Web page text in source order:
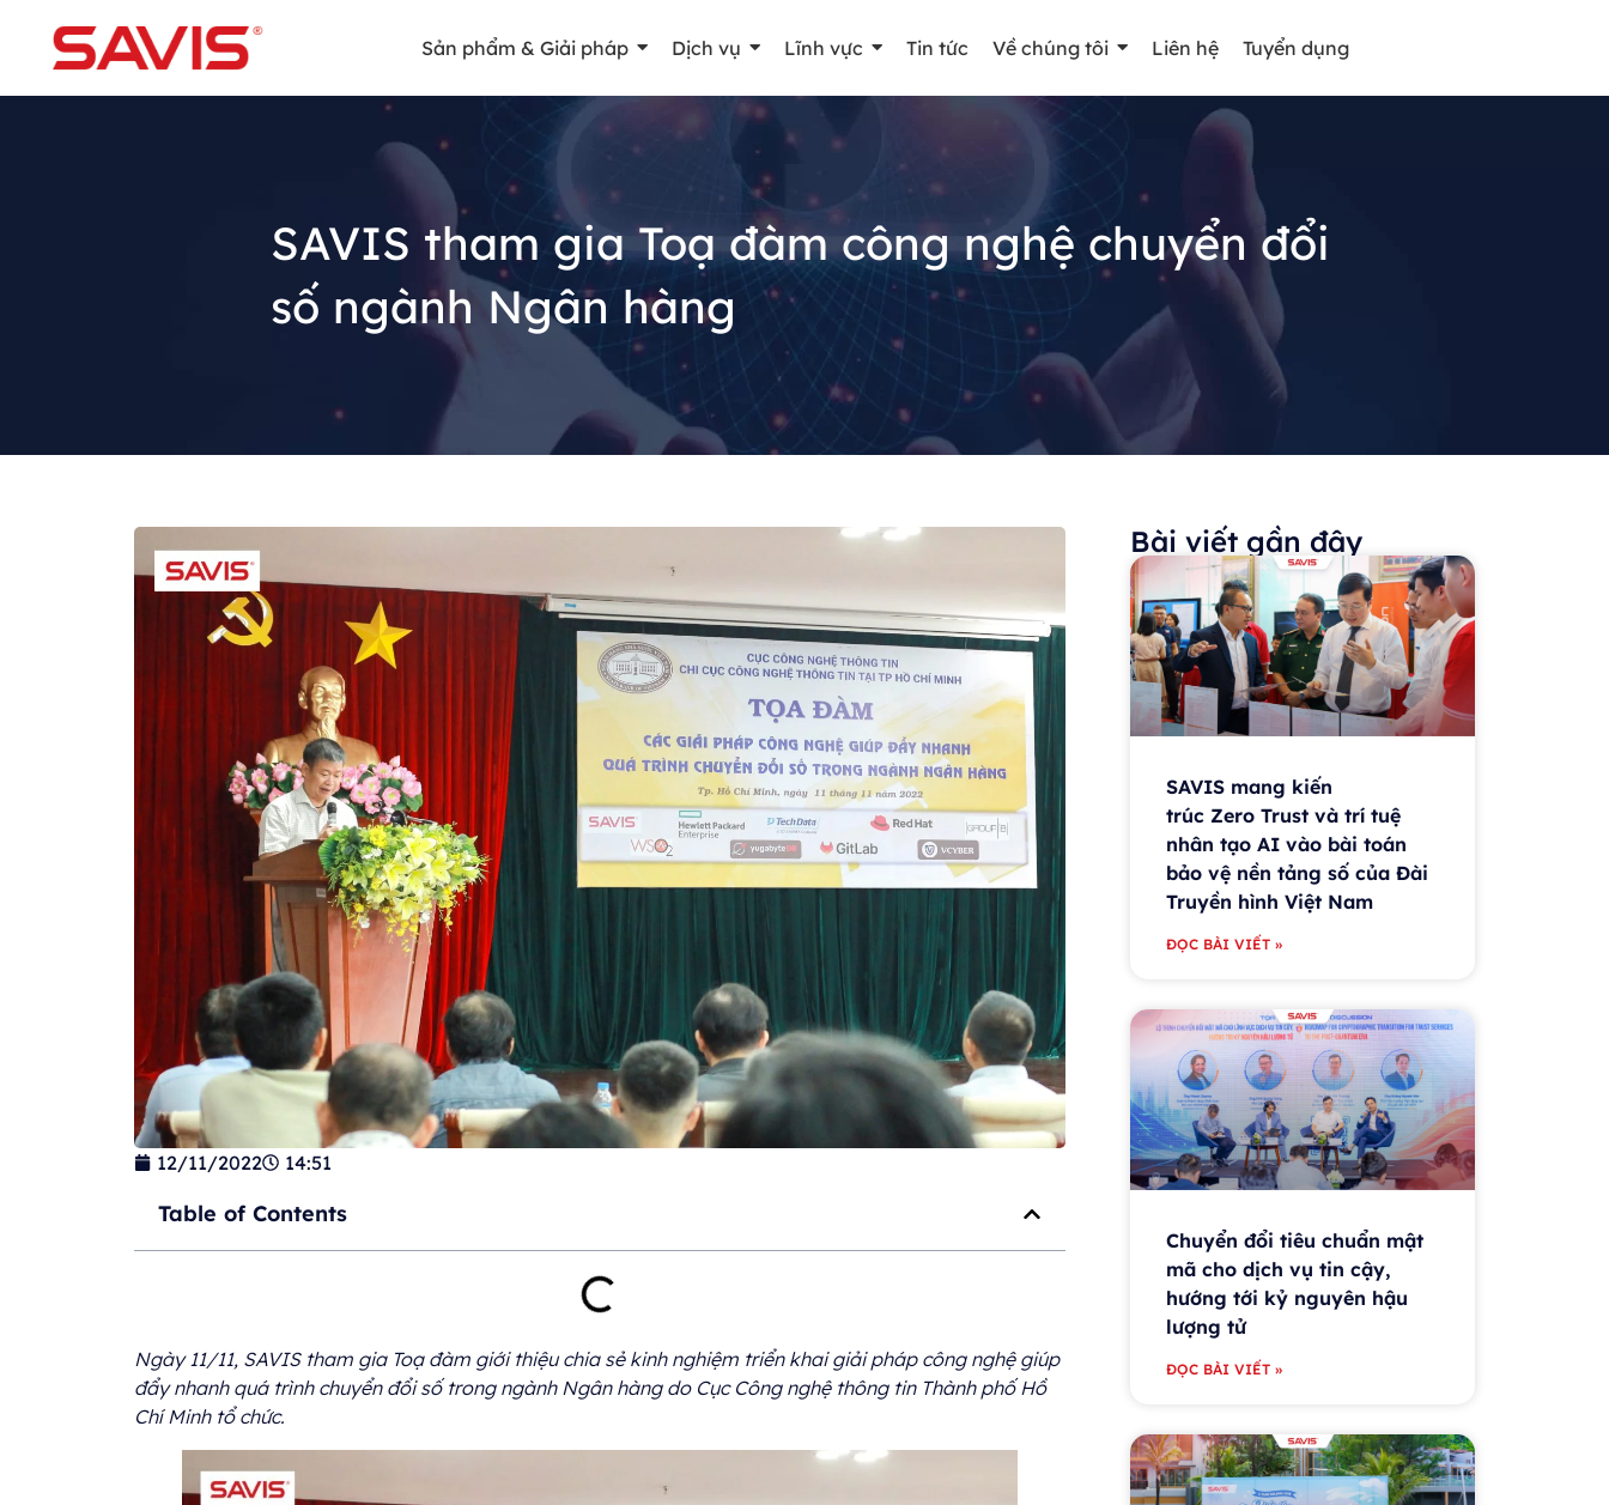
Sản phẩm & Giải pháp Dịch vụ Lĩnh vực Tin tức Về chúng tôi Liên hệ Tuyển dụng
SAVIS tham gia Toạ đàm công nghệ chuyển đổi
số ngành Ngân hàng
12/11/2022 14:51
Table of Contents
Ngày 11/11, SAVIS tham gia Toạ đàm giới thiệu chia sẻ kinh nghiệm triển khai giải pháp công nghệ giúp
đẩy nhanh quá trình chuyển đổi số trong ngành Ngân hàng do Cục Công nghệ thông tin Thành phố Hồ
Chí Minh tổ chức.
Bài viết gần đây
SAVIS mang kiến
trúc Zero Trust và trí tuệ
nhân tạo AI vào bài toán
bảo vệ nền tảng số của Đài
Truyền hình Việt Nam
ĐỌC BÀI VIẾT »
Chuyển đổi tiêu chuẩn mật
mã cho dịch vụ tin cậy,
hướng tới kỷ nguyên hậu
lượng tử
ĐỌC BÀI VIẾT »